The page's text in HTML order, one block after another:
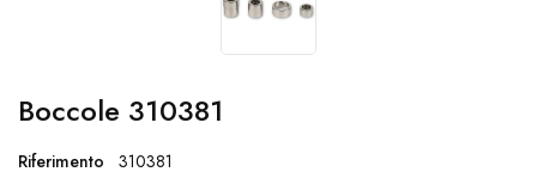
Boccole 310381
Riferimento 310381